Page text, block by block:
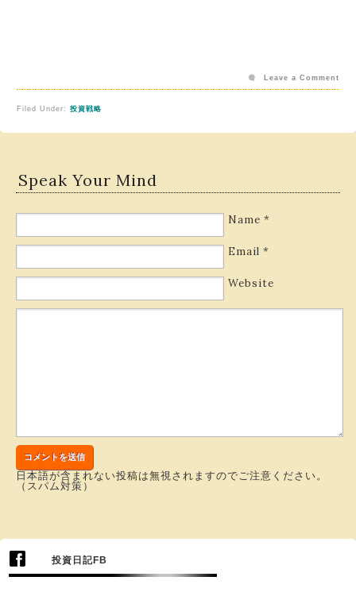
Filed Under: 投資戦略
Leave a Comment
Speak Your Mind
Name *
Email *
Website
日本語が含まれない投稿は無視されますのでご注意ください。
（スパム対策）
投資日記FB